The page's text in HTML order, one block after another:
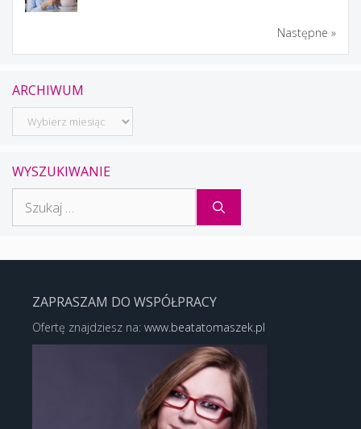
Następne »
ARCHIWUM
Archiwum
WYSZUKIWANIE
ZAPRASZAM DO WSPÓŁPRACY
Ofertę znajdziesz na: www.beatatomaszek.pl